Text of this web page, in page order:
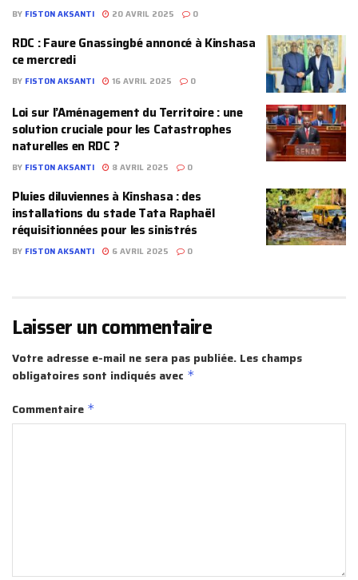
BY FISTON AKSANTI 20 AVRIL 2025 0
RDC : Faure Gnassingbé annoncé à Kinshasa
ce mercredi
BY FISTON AKSANTI 16 AVRIL 2025 0
Loi sur l’Aménagement du Territoire : une
solution cruciale pour les Catastrophes
naturelles en RDC ?
BY FISTON AKSANTI 8 AVRIL 2025 0
Pluies diluviennes à Kinshasa : des
installations du stade Tata Raphaël
réquisitionnées pour les sinistrés
BY FISTON AKSANTI 6 AVRIL 2025 0
Laisser un commentaire
Votre adresse e-mail ne sera pas publiée. Les champs
obligatoires sont indiqués avec *
Commentaire *